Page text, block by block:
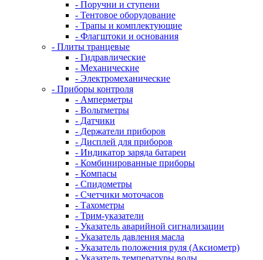
- Поручни и ступени
- Тентовое оборудование
- Трапы и комплектующие
- Флагштоки и основания
- Плиты транцевые
- Гидравлические
- Механические
- Электромеханические
- Приборы контроля
- Амперметры
- Вольтметры
- Датчики
- Держатели приборов
- Дисплей для приборов
- Индикатор заряда батареи
- Комбинированные приборы
- Компасы
- Спидометры
- Счетчики моточасов
- Тахометры
- Трим-указатели
- Указатель аварийной сигнализации
- Указатель давления масла
- Указатель положения руля (Аксиометр)
- Указатель температуры воды